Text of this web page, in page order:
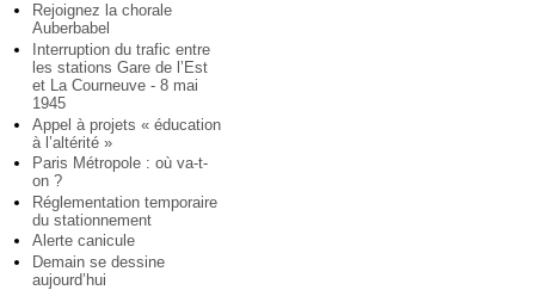
Rejoignez la chorale
Auberbabel
Interruption du trafic entre
les stations Gare de l’Est
et La Courneuve - 8 mai
1945
Appel à projets « éducation
à l’altérité »
Paris Métropole : où va-t-
on ?
Réglementation temporaire
du stationnement
Alerte canicule
Demain se dessine
aujourd’hui